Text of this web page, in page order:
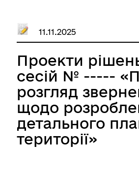
благоустрою на
території
селищної
територіальної
громади»
11.11.2025
Проекти
сесій № -----
розгляд
щодо
детального
території»